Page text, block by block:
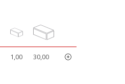
1,00 30,00